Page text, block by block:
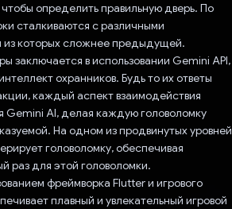
определить правильную дверь. По
сталкиваются с различными
из которых сложнее предыдущей.
заключается в использовании Gemini API,
охранников. Будь то их ответы
каждый аспект взаимодействия
Gemini AI, делая каждую головоломку
На одном из продвинутых уровней
головоломку, обеспечивая
раз для этой головоломки.
фреймворка Flutter и игрового
плавный и увлекательный игровой